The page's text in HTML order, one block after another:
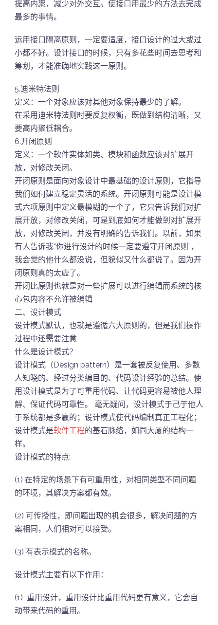
提高内聚，减少对外交互。使接口用最少的方法去完成
最多的事情。
运用接口隔离原则，一定要适度，接口设计的过大或过
小都不好。设计接口的时候，只有多花些时间去思考和
筹划，才能准确地实践这一原则。
5.迪米特法则
定义：一个对象应该对其他对象保持最少的了解。
在采用迪米特法则时要反复权衡，既做到结构清晰，又
要高内聚低耦合。
6.开闭原则
定义：一个软件实体如类、模块和函数应该对扩展开
放，对修改关闭。
开闭原则是面向对象设计中最基础的设计原则，它指导
我们如何建立稳定灵活的系统。开闭原则可能是设计模
式六项原则中定义最模糊的一个了，它只告诉我们对扩
展开放，对修改关闭，可是到底如何才能做到对扩展开
放，对修改关闭，并没有明确的告诉我们。以前，如果
有人告诉我“你进行设计的时候一定要遵守开闭原则”，
我会觉的他什么都没说，但貌似又什么都说了。因为开
闭原则真的太虚了。
开闭比原则也就是对一些扩展可以进行编辑而系统的核
心包内容不允许被编辑
二、设计模式
设计模式默认，也就是遵循六大原则的，但是我们操作
过程中还需要注意
什么是设计模式?
设计模式（Design pattern）是一套被反复使用、多数
人知晓的、经过分类编目的、代码设计经验的总结。使
用设计模式是为了可重用代码、让代码更容易被他人理
解、保证代码可靠性。 毫无疑问，设计模式于己于他人
于系统都是多赢的；设计模式使代码编制真正工程化；
设计模式是软件工程的基石脉络，如同大厦的结构一
样。
设计模式的特点:
(1) 在特定的场景下有可重用性，对相同类型不同问题
的环境，其解决方案都有效。
(2) 可传授性，即问题出现的机会很多，解决问题的方
案相同，人们相对可以接受。
(3) 有表示模式的名称。
设计模式主要有以下作用：
(1) 重用设计，重用设计比重用代码更有意义，它会自
动带来代码的重用。